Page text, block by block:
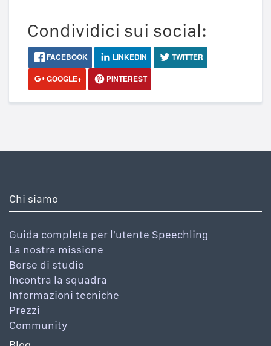
Condividici sui social:
FACEBOOK LINKEDIN
TWITTER
GOOGLE+
PINTEREST
Chi siamo
Guida completa per l'utente Speechling
La nostra missione
Borse di studio
Incontra la squadra
Informazioni tecniche
Prezzi
Community